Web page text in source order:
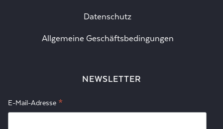
Datenschutz
Allgemeine Geschäftsbedingungen
NEWSLETTER
E-Mail-Adresse *